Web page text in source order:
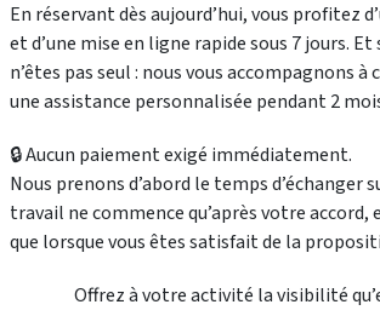
En réservant dès aujourd’hui, vous profitez
et d’une mise en ligne rapide sous 7 jours. Et
n’êtes pas seul : nous vous accompagnons à
une assistance personnalisée pendant2
🔒 Aucun paiement exigé immédiatement.
Nous prenons d’abord le temps d’échanger
travail ne commence qu’après votre accord,
que lorsque vous êtes satisfait de la
Offrez à votre activité la visibilité